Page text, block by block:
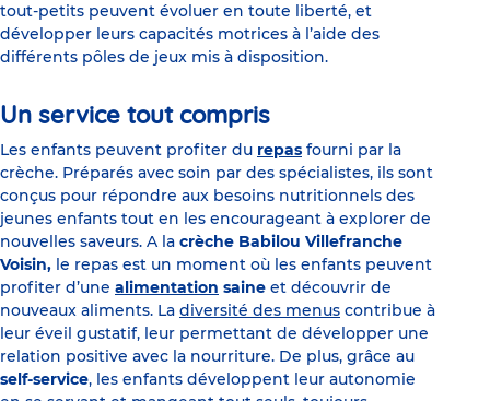
tout-petits peuvent évoluer en toute liberté, et
développer leurs capacités motrices à l’aide des
différents pôles de jeux mis à disposition.
Un service tout compris
Les enfants peuvent profiter du repas fourni par la
crèche. Préparés avec soin par des spécialistes, ils sont
conçus pour répondre aux besoins nutritionnels des
jeunes enfants tout en les encourageant à explorer de
nouvelles saveurs. A la crèche Babilou Villefranche
Voisin, le repas est un moment où les enfants peuvent
profiter d’une alimentation saine et découvrir de
nouveaux aliments. La diversité des menus contribue à
leur éveil gustatif, leur permettant de développer une
relation positive avec la nourriture. De plus, grâce au
self-service, les enfants développent leur autonomie